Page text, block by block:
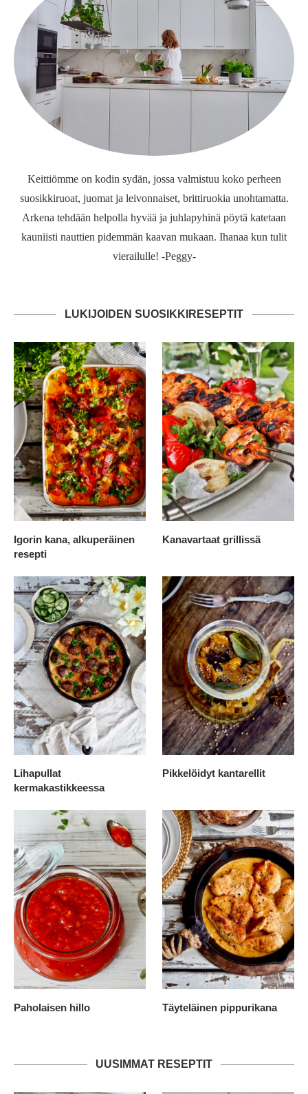
Keittiömme on kodin sydän, jossa valmistuu koko perheen
suosikkiruoat, juomat ja leivonnaiset, brittiruokia unohtamatta.
Arkena tehdään helpolla hyvää ja juhlapyhinä pöytä katetaan
kauniisti nauttien pidemmän kaavan mukaan. Ihanaa kun tulit
vierailulle! -Peggy-
LUKIJOIDEN SUOSIKKIRESEPTIT
Igorin kana, alkuperäinen
resepti
Kanavartaat grillissä
Lihapullat
kermakastikkeessa
Pikkelöidyt kantarellit
Paholaisen hillo Täyteläinen pippurikana
UUSIMMAT RESEPTIT